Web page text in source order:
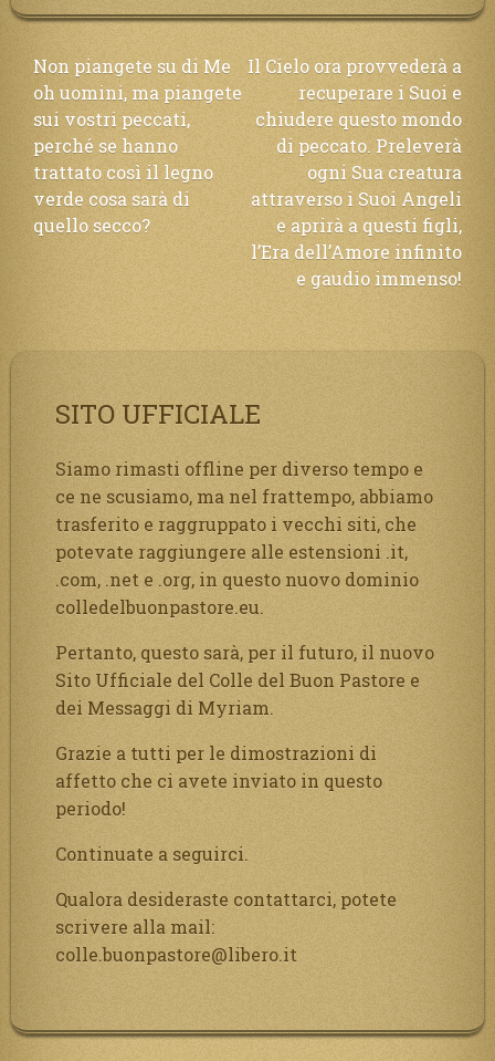
Navigazione
articoli
Non piangete su di Me
oh uomini, ma piangete
sui vostri peccati,
perché se hanno
trattato così il legno
verde cosa sarà di
quello secco?
Il Cielo ora provvederà a
recuperare i Suoi e
chiudere questo mondo
di peccato. Preleverà
ogni Sua creatura
attraverso i Suoi Angeli
e aprirà a questi figli,
l’Era dell’Amore infinito
e gaudio immenso!
SITO UFFICIALE
Siamo rimasti offline per diverso tempo e
ce ne scusiamo, ma nel frattempo, abbiamo
trasferito e raggruppato i vecchi siti, che
potevate raggiungere alle estensioni .it,
.com, .net e .org, in questo nuovo dominio
colledelbuonpastore.eu.
Pertanto, questo sarà, per il futuro, il nuovo
Sito Ufficiale del Colle del Buon Pastore e
dei Messaggi di Myriam.
Grazie a tutti per le dimostrazioni di
affetto che ci avete inviato in questo
periodo!
Continuate a seguirci.
Qualora desideraste contattarci, potete
scrivere alla mail:
colle.buonpastore@libero.it